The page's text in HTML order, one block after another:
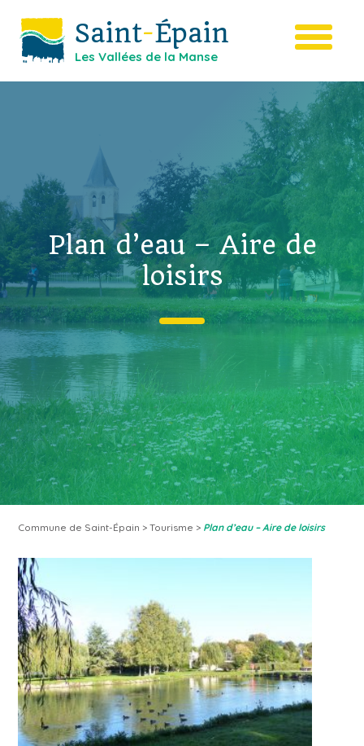
Saint-Épain
Les Vallées de la Manse
Plan d’eau – Aire de
loisirs
Commune de Saint-Épain >Tourisme > Plan d’eau – Aire de loisirs